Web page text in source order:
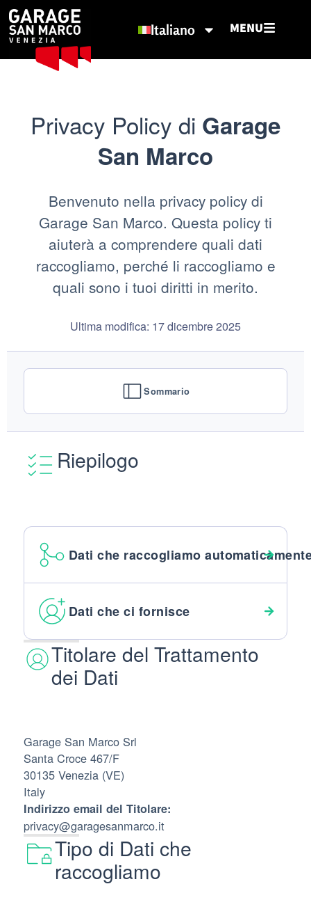
Italiano MENU
Privacy Policy di Garage
San Marco
Benvenuto nella privacy policy di
Garage San Marco. Questa policy ti
aiuterà a comprendere quali dati
raccogliamo, perché li raccogliamo e
quali sono i tuoi diritti in merito.
Ultima modifica: 17 dicembre 2025
Sommario
Riepilogo
Dati che raccogliamo
Dati che ci fornisce
Titolare del Trattamento
dei Dati
Garage San Marco Srl
Santa Croce 467/F
30135 Venezia (VE)
Italy
Indirizzo email del Titolare:
privacy@garagesanmarco.it
Tipo di Dati che
raccogliamo